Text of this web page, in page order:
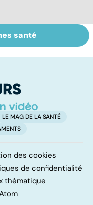
réagit
corps face
santé
LE MAG DE LA SANTÉ
des cookies
de confidentialité
thématique